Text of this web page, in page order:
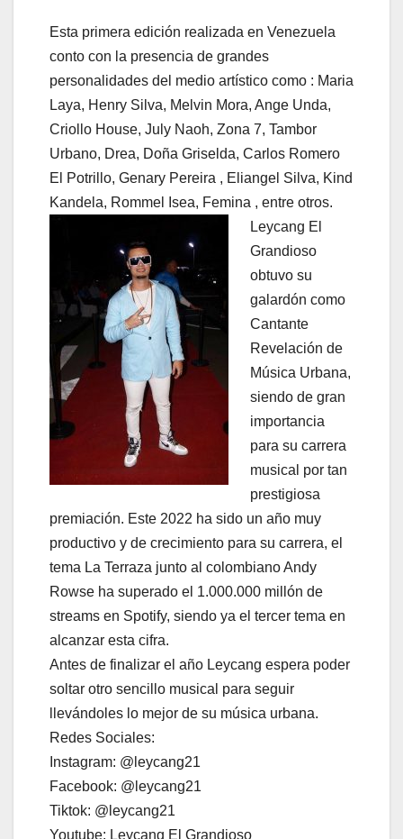
Esta primera edición realizada en Venezuela
conto con la presencia de grandes
personalidades del medio artístico como : Maria
Laya, Henry Silva, Melvin Mora, Ange Unda,
Criollo House, July Naoh, Zona 7, Tambor
Urbano, Drea, Doña Griselda, Carlos Romero
El Potrillo, Genary Pereira , Eliangel Silva, Kind
Kandela, Rommel Isea, Femina , entre otros.
Leycang El
Grandioso
obtuvo su
galardón como
Cantante
Revelación de
Música Urbana,
siendo de gran
importancia
para su carrera
musical por tan
prestigiosa
premiación. Este 2022 ha sido un año muy
productivo y de crecimiento para su carrera, el
tema La Terraza junto al colombiano Andy
Rowse ha superado el 1.000.000 millón de
streams en Spotify, siendo ya el tercer tema en
alcanzar esta cifra.
Antes de finalizar el año Leycang espera poder
soltar otro sencillo musical para seguir
llevándoles lo mejor de su música urbana.
Redes Sociales:
Instagram: @leycang21
Facebook: @leycang21
Tiktok: @leycang21
Youtube: Leycang El Grandioso